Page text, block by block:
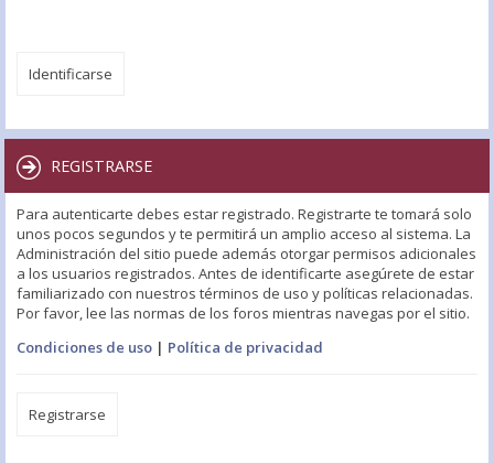
REGISTRARSE
Para autenticarte debes estar registrado. Registrarte te tomará solo
unos pocos segundos y te permitirá un amplio acceso al sistema. La
Administración del sitio puede además otorgar permisos adicionales
a los usuarios registrados. Antes de identificarte asegúrete de estar
familiarizado con nuestros términos de uso y políticas relacionadas.
Por favor, lee las normas de los foros mientras navegas por el sitio.
Condiciones de uso | Política de privacidad
Registrarse